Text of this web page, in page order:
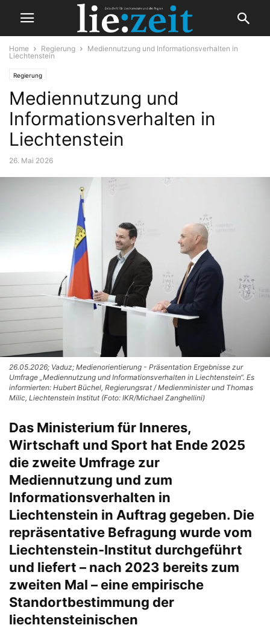
Home Regierung
Mediennutzung und Informationsverhalten in
Liechtenstein
Regierung
Mediennutzung und
Informationsverhalten in
Liechtenstein
26. Mai 2026
26.05.2026; Vaduz; Medienorientierung - Präsentation Ergebnisse zur
Umfrage „Mediennutzung und Informationsverhalten in Liechtenstein“. Es
informierten: Hubert Büchel, Regierungsrat / Medienminister und Thomas
Milic, Liechtenstein Institut (Foto: IKR/Michael Zanghellini)
Das Ministerium für Inneres,
Wirtschaft und Sport hat Ende 2025
die zweite Umfrage zur
Mediennutzung und zum
Informationsverhalten in
Liechtenstein in Auftrag gegeben. Die
repräsentative Befragung wurde vom
Liechtenstein-Institut durchgeführt
und liefert – nach 2023 bereits zum
zweiten Mal – eine empirische
Standortbestimmung der
liechtensteinischen